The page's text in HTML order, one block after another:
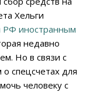
Хельги
иностранным
недавно
Но в связи с
спецсчетах для
человеку с